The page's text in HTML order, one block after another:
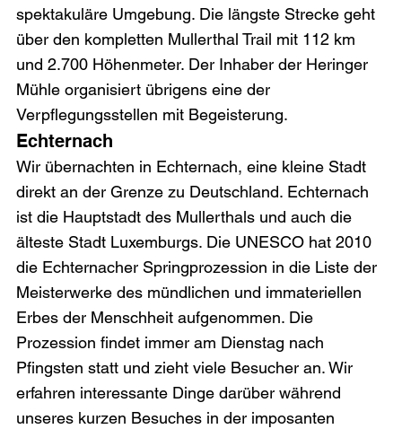
spektakuläre Umgebung. Die längste Strecke geht
über den kompletten Mullerthal Trail mit 112 km
und 2.700 Höhenmeter. Der Inhaber der Heringer
Mühle organisiert übrigens eine der
Verpflegungsstellen mit Begeisterung.
Echternach
Wir übernachten in Echternach, eine kleine Stadt
direkt an der Grenze zu Deutschland. Echternach
ist die Hauptstadt des Mullerthals und auch die
älteste Stadt Luxemburgs. Die UNESCO hat 2010
die Echternacher Springprozession in die Liste der
Meisterwerke des mündlichen und immateriellen
Erbes der Menschheit aufgenommen. Die
Prozession findet immer am Dienstag nach
Pfingsten statt und zieht viele Besucher an. Wir
erfahren interessante Dinge darüber während
unseres kurzen Besuches in der imposanten